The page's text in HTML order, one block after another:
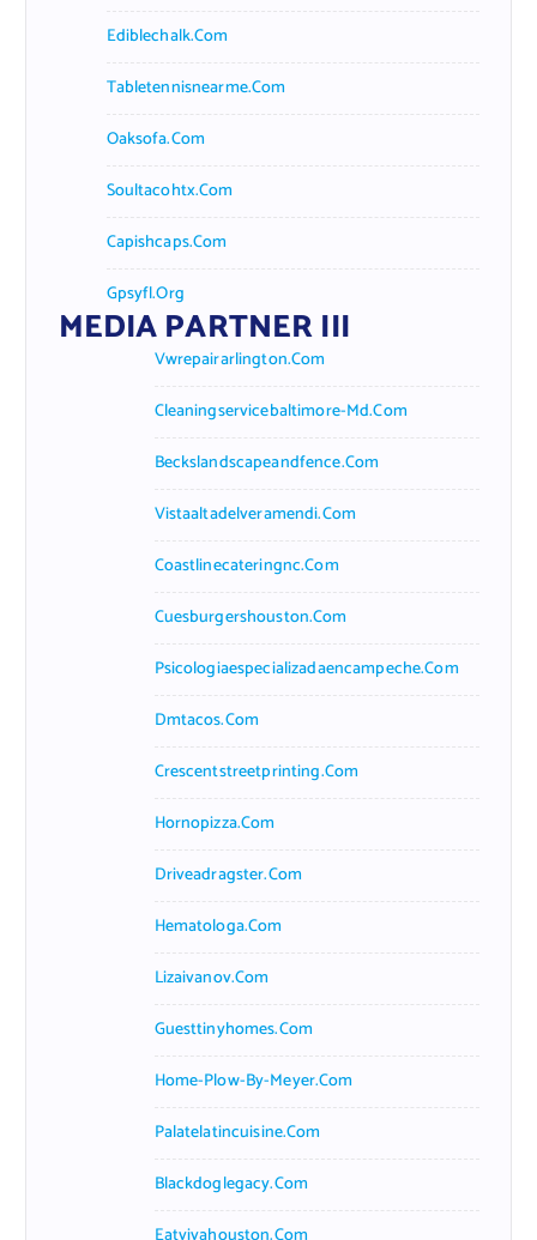
Ediblechalk.com
Tabletennisnearme.com
Oaksofa.com
Soultacohtx.com
Capishcaps.com
Gpsyfl.org
MEDIA PARTNER III
Vwrepairarlington.com
Cleaningservicebaltimore-Md.com
Beckslandscapeandfence.com
Vistaaltadelveramendi.com
Coastlinecateringnc.com
Cuesburgershouston.com
Psicologiaespecializadaencampeche.com
Dmtacos.com
Crescentstreetprinting.com
Hornopizza.com
Driveadragster.com
Hematologa.com
Lizaivanov.com
Guesttinyhomes.com
Home-Plow-By-Meyer.com
Palatelatincuisine.com
Blackdoglegacy.com